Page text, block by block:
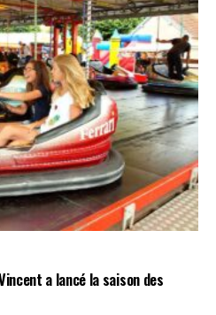
a lancé la saison des